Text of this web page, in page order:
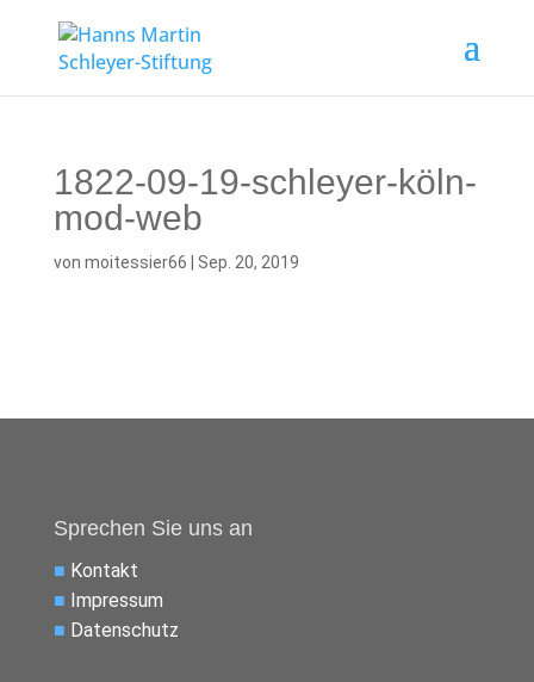
1822-09-19-schleyer-köln-
mod-web
von moitessier66 Sep. 20, 2019
Sprechen Sie uns an
■ Kontakt
■ Impressum
■ Datenschutz